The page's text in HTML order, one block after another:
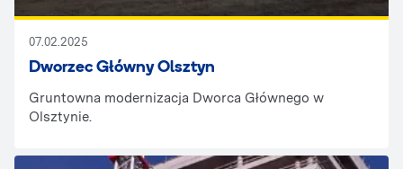
07.02.2025
Dworzec Główny Olsztyn
Gruntowna modernizacja Dworca Głównego w
Olsztynie.